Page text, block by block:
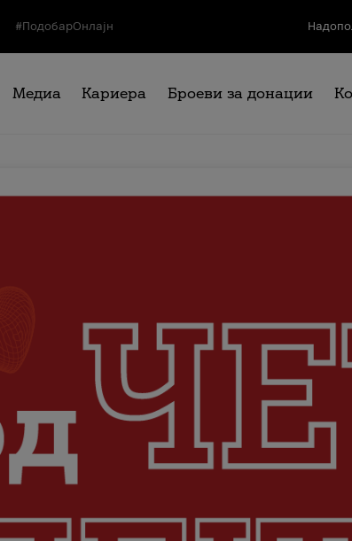
#ПодобарОнлајн
Медиа Кариера Броеви за донации